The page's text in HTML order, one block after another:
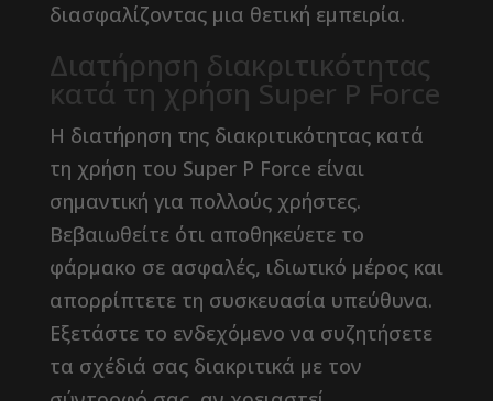
διασφαλίζοντας μια θετική εμπειρία.
Διατήρηση διακριτικότητας
κατά τη χρήση Super P Force
Η διατήρηση της διακριτικότητας κατά
τη χρήση του Super P Force είναι
σημαντική για πολλούς χρήστες.
Βεβαιωθείτε ότι αποθηκεύετε το
φάρμακο σε ασφαλές, ιδιωτικό μέρος και
απορρίπτετε τη συσκευασία υπεύθυνα.
Εξετάστε το ενδεχόμενο να συζητήσετε
τα σχέδιά σας διακριτικά με τον